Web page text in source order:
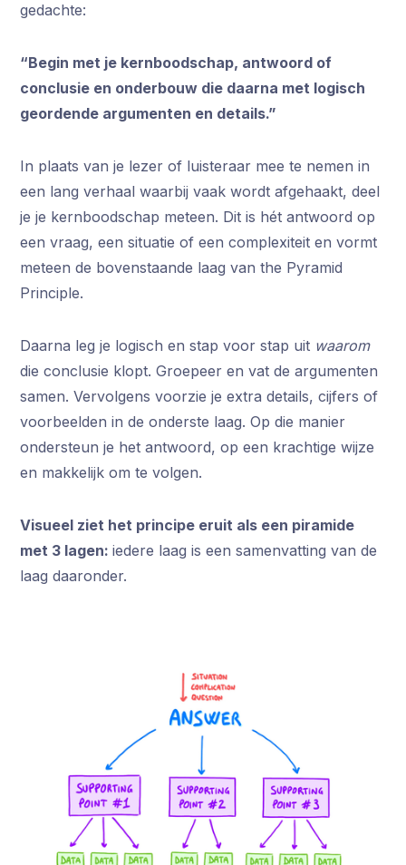
gedachte:
“Begin met je kernboodschap, antwoord of
conclusie en onderbouw die daarna met logisch
geordende argumenten en details.”
In plaats van je lezer of luisteraar mee te nemen in
een lang verhaal waarbij vaak wordt afgehaakt, deel
je je kernboodschap meteen. Dit is hét antwoord op
een vraag, een situatie of een complexiteit en vormt
meteen de bovenstaande laag van the Pyramid
Principle.
Daarna leg je logisch en stap voor stap uit waarom
die conclusie klopt. Groepeer en vat de argumenten
samen. Vervolgens voorzie je extra details, cijfers of
voorbeelden in de onderste laag. Op die manier
ondersteun je het antwoord, op een krachtige wijze
en makkelijk om te volgen.
Visueel ziet het principe eruit als een piramide
met 3 lagen:iedere laag is een samenvatting van de
laag daaronder.